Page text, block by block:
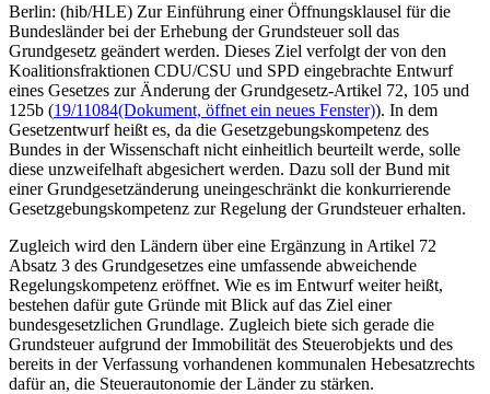
Berlin: (hib/HLE) Zur Einführung einer Öffnungsklausel für die
Bundesländer bei der Erhebung der Grundsteuer soll das
Grundgesetz geändert werden. Dieses Ziel verfolgt der von den
Koalitionsfraktionen CDU/CSU und SPD eingebrachte Entwurf
eines Gesetzes zur Änderung der Grundgesetz-Artikel 72, 105 und
125b (19/11084(Dokument, öffnet ein neues Fenster)). In dem
Gesetzentwurf heißt es, da die Gesetzgebungskompetenz des
Bundes in der Wissenschaft nicht einheitlich beurteilt werde, solle
diese unzweifelhaft abgesichert werden. Dazu soll der Bund mit
einer Grundgesetzänderung uneingeschränkt die konkurrierende
Gesetzgebungskompetenz zur Regelung der Grundsteuer erhalten.
Zugleich wird den Ländern über eine Ergänzung in Artikel 72
Absatz 3 des Grundgesetzes eine umfassende abweichende
Regelungskompetenz eröffnet. Wie es im Entwurf weiter heißt,
bestehen dafür gute Gründe mit Blick auf das Ziel einer
bundesgesetzlichen Grundlage. Zugleich biete sich gerade die
Grundsteuer aufgrund der Immobilität des Steuerobjekts und des
bereits in der Verfassung vorhandenen kommunalen Hebesatzrechts
dafür an, die Steuerautonomie der Länder zu stärken.